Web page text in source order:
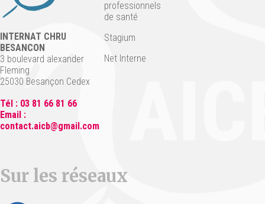
INTERNAT CHRU
BESANCON
3 boulevard alexander
Fleming
25030 Besançon Cedex
Tél : 03 81 66 81 66
Email :
contact.aicb@gmail.com
professionnels
de santé
Stagium
Net Interne
Sur les réseaux